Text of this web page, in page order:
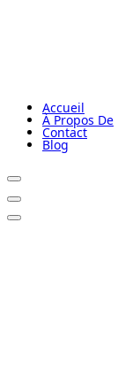
Accueil
À Propos De
Contact
Blog